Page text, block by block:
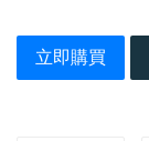
立即購買